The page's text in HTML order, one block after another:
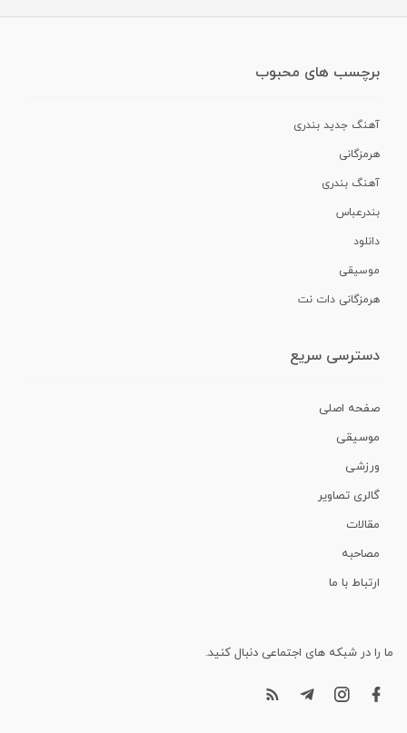
برچسب های محبوب
آهنگ جدید بندری
هرمزگانی
آهنگ بندری
بندرعباس
دانلود
موسیقی
هرمزگانی دات نت
دسترسی سریع
صفحه اصلی
موسیقی
ورزشی
گالری تصاویر
مقالات
مصاحبه
ارتباط با ما
ما را در شبکه های اجتماعی دنبال کنید.